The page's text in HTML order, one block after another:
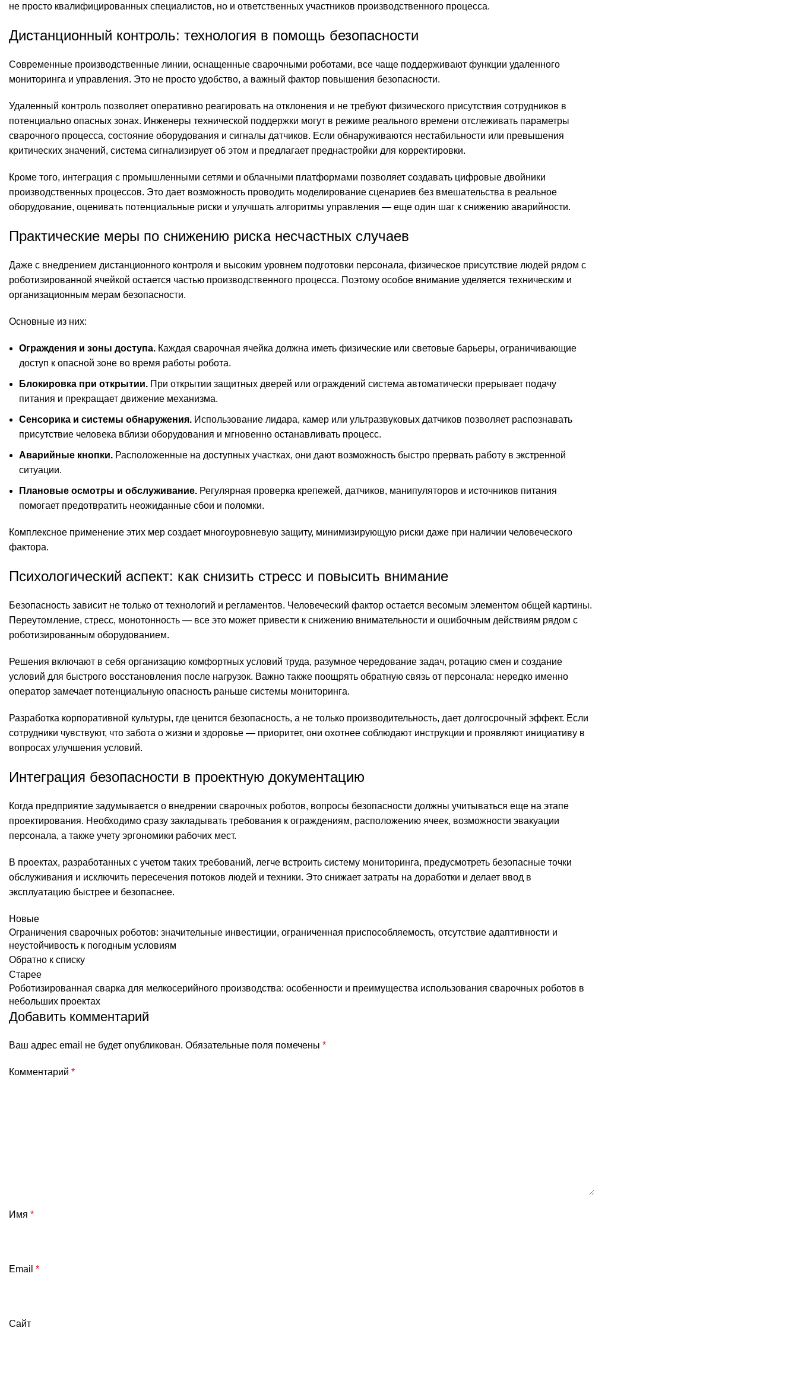
не просто квалифицированных специалистов, но и ответственных участников производственного процесса.
Дистанционный контроль: технология в помощь безопасности
Современные производственные линии, оснащенные сварочными роботами, все чаще поддерживают функции удаленного
мониторинга и управления. Это не просто удобство, а важный фактор повышения безопасности.
Удаленный контроль позволяет оперативно реагировать на отклонения и не требуют физического присутствия сотрудников в
потенциально опасных зонах. Инженеры технической поддержки могут в режиме реального времени отслеживать параметры
сварочного процесса, состояние оборудования и сигналы датчиков. Если обнаруживаются нестабильности или превышения
критических значений, система сигнализирует об этом и предлагает преднастройки для корректировки.
Кроме того, интеграция с промышленными сетями и облачными платформами позволяет создавать цифровые двойники
производственных процессов. Это дает возможность проводить моделирование сценариев без вмешательства в реальное
оборудование, оценивать потенциальные риски и улучшать алгоритмы управления — еще один шаг к снижению аварийности.
Практические меры по снижению риска несчастных случаев
Даже с внедрением дистанционного контроля и высоким уровнем подготовки персонала, физическое присутствие людей рядом с
роботизированной ячейкой остается частью производственного процесса. Поэтому особое внимание уделяется техническим и
организационным мерам безопасности.
Основные из них:
Ограждения и зоны доступа. Каждая сварочная ячейка должна иметь физические или световые барьеры, ограничивающие
доступ к опасной зоне во время работы робота.
Блокировка при открытии. При открытии защитных дверей или ограждений система автоматически прерывает подачу
питания и прекращает движение механизма.
Сенсорика и системы обнаружения. Использование лидара, камер или ультразвуковых датчиков позволяет распознавать
присутствие человека вблизи оборудования и мгновенно останавливать процесс.
Аварийные кнопки. Расположенные на доступных участках, они дают возможность быстро прервать работу в экстренной
ситуации.
Плановые осмотры и обслуживание. Регулярная проверка крепежей, датчиков, манипуляторов и источников питания
помогает предотвратить неожиданные сбои и поломки.
Комплексное применение этих мер создает многоуровневую защиту, минимизирующую риски даже при наличии человеческого
фактора.
Психологический аспект: как снизить стресс и повысить внимание
Безопасность зависит не только от технологий и регламентов. Человеческий фактор остается весомым элементом общей картины.
Переутомление, стресс, монотонность — все это может привести к снижению внимательности и ошибочным действиям рядом с
роботизированным оборудованием.
Решения включают в себя организацию комфортных условий труда, разумное чередование задач, ротацию смен и создание
условий для быстрого восстановления после нагрузок. Важно также поощрять обратную связь от персонала: нередко именно
оператор замечает потенциальную опасность раньше системы мониторинга.
Разработка корпоративной культуры, где ценится безопасность, а не только производительность, дает долгосрочный эффект. Если
сотрудники чувствуют, что забота о жизни и здоровье — приоритет, они охотнее соблюдают инструкции и проявляют инициативу в
вопросах улучшения условий.
Интеграция безопасности в проектную документацию
Когда предприятие задумывается о внедрении сварочных роботов, вопросы безопасности должны учитываться еще на этапе
проектирования. Необходимо сразу закладывать требования к ограждениям, расположению ячеек, возможности эвакуации
персонала, а также учету эргономики рабочих мест.
В проектах, разработанных с учетом таких требований, легче встроить систему мониторинга, предусмотреть безопасные точки
обслуживания и исключить пересечения потоков людей и техники. Это снижает затраты на доработки и делает ввод в
эксплуатацию быстрее и безопаснее.
Новые
Ограничения сварочных роботов: значительные инвестиции, ограниченная приспособляемость, отсутствие адаптивности и
неустойчивость к погодным условиям
Обратно к списку
Старее
Роботизированная сварка для мелкосерийного производства: особенности и преимущества использования сварочных роботов в
небольших проектах
Добавить комментарий
Ваш адрес email не будет опубликован. Обязательные поля помечены *
Комментарий *
Имя *
Email *
Сайт